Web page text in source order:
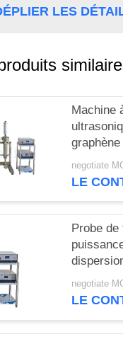
LES
Machine
graphène
negotiate
LE
Probe
carbone
negotiate
LE